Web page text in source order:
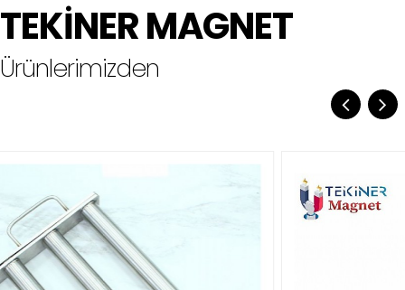
TEKİNER MAGNET
Ürünlerimizden